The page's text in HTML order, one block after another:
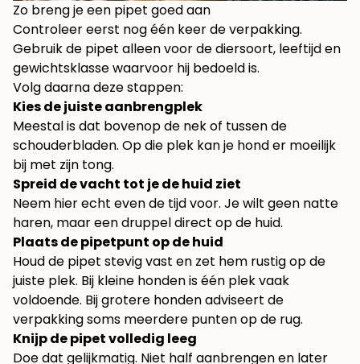
Zo breng je een pipet goed aan
Controleer eerst nog één keer de verpakking.
Gebruik de pipet alleen voor de diersoort, leeftijd en
gewichtsklasse waarvoor hij bedoeld is.
Volg daarna deze stappen:
Kies de juiste aanbrengplek
Meestal is dat bovenop de nek of tussen de
schouderbladen. Op die plek kan je hond er moeilijk
bij met zijn tong.
Spreid de vacht tot je de huid ziet
Neem hier echt even de tijd voor. Je wilt geen natte
haren, maar een druppel direct op de huid.
Plaats de pipetpunt op de huid
Houd de pipet stevig vast en zet hem rustig op de
juiste plek. Bij kleine honden is één plek vaak
voldoende. Bij grotere honden adviseert de
verpakking soms meerdere punten op de rug.
Knijp de pipet volledig leeg
Doe dat gelijkmatig. Niet half aanbrengen en later